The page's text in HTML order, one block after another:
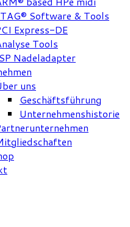
Software & Tools
Express-DE
Tools
Nadeladapter
uns
Geschäftsführung
Unternehmenshistorie